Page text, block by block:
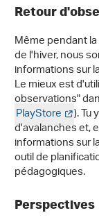
Retour
Même pendant
de l'hiver, nous
informations sur
Le mieux est
observations"
PlayStore ).
d'avalanches et,
informations sur
outil de
pédagogiques.
Perspectives